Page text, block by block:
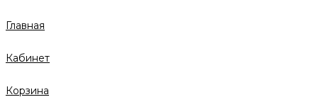
Главная
Кабинет
Корзина